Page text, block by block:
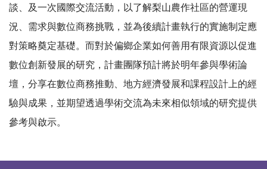
談、及一次國際交流活動，以了解梨山農作社區的營運現
況、需求與數位商務挑戰，並為後續計畫執行的實施制定應
對策略奠定基礎。而對於偏鄉企業如何善用有限資源以促進
數位創新發展的研究，計畫團隊預計將於明年參與學術論
壇，分享在數位商務推動、地方經濟發展和課程設計上的經
驗與成果，並期望透過學術交流為未來相似領域的研究提供
參考與啟示。